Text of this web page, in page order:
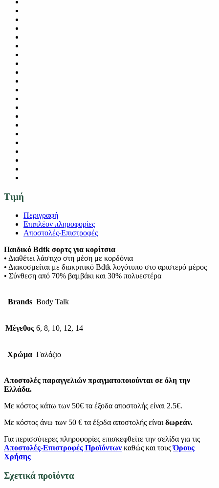
Τιμή
Περιγραφή
Επιπλέον πληροφορίες
Αποστολές-Επιστροφές
Παιδικό Bdtk σορτς για κορίτσια
• Διαθέτει λάστιχο στη μέση με κορδόνια
• Διακοσμείται με διακριτικό Bdtk λογότυπο στο αριστερό μέρος
• Σύνθεση από 70% βαμβάκι και 30% πολυεστέρα
Brands Body Talk
Μέγεθος 6, 8, 10, 12, 14
Χρώμα Γαλάζιο
Αποστολές παραγγελιών πραγματοποιούνται σε όλη την
Ελλάδα.
Με κόστος κάτω των 50€ τα έξοδα αποστολής είναι 2.5€.
Με κόστος άνω των 50 € τα έξοδα αποστολής είναιδωρεάν.
Για περισσότερες πληροφορίες επισκεφθείτε την σελίδα για τις
Αποστολές-Επιστροφές Προϊόντων καθώς και τουςΌρους
Χρήσης
Σχετικά προϊόντα